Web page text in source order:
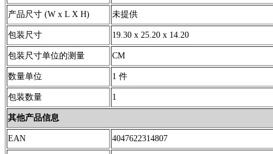
产品尺寸 (W x L X H) 未提供
包装尺寸 19.30 x 25.20 x 14.20
包装尺寸单位的测量 CM
数量单位 1 件
包装数量 1
其他产品信息
EAN 4047622314807